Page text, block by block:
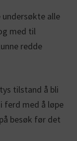
undersøkte alle
med til
redde
tilstand å bli
ferd med å løpe
besøk før det